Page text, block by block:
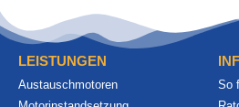
LEISTUNGEN
Austauschmotoren
So